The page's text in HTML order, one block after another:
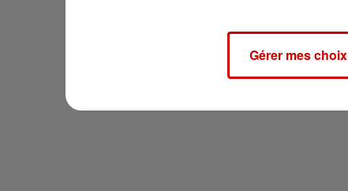
Gérer mes choix